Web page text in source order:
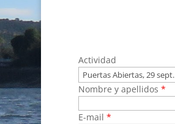
Actividad
Nombre y apellidos *
E-mail *